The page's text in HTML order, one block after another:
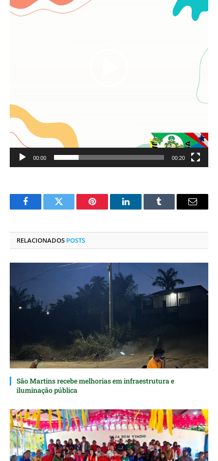
00:00 00:20
FacebookTwitter Pinterest O
Tumblr
E-
RELACIONADOS POSTS
São Martins recebe melhorias em infraestrutura e
iluminação pública